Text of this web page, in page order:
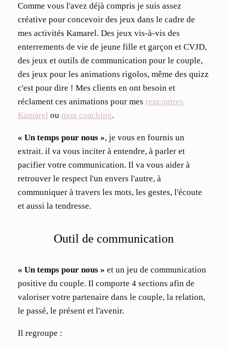
Comme vous l'avez déjà compris je suis assez
créative pour concevoir des jeux dans le cadre de
mes activités Kamarel. Des jeux vis-à-vis des
enterrements de vie de jeune fille et garçon et CVJD,
des jeux et outils de communication pour le couple,
des jeux pour les animations rigolos, même des quizz
c'est pour dire ! Mes clients en ont besoin et
réclament ces animations pour mes rencontres
Kamarel ou mon coaching.
« Un temps pour nous », je vous en fournis un
extrait. il va vous inciter à entendre, à parler et
pacifier votre communication. Il va vous aider à
retrouver le respect l'un envers l'autre, à
communiquer à travers les mots, les gestes, l'écoute
et aussi la tendresse.
Outil de communication
« Untemps pour nous » et un jeu de communication
positive du couple. Il comporte 4 sections afin de
valoriser votre partenaire dans le couple, la relation,
le passé, le présent et l'avenir.
Il regroupe :